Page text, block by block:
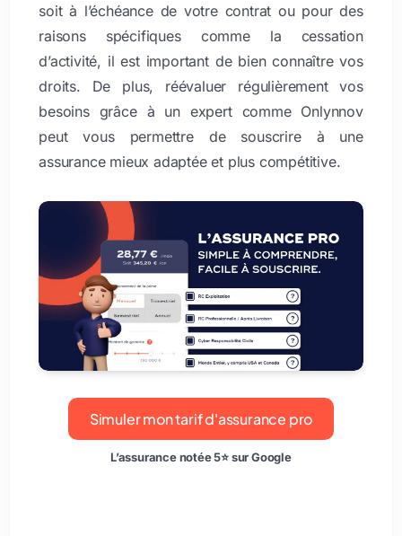
soit à l’échéance de votre contrat ou pour des
raisons spécifiques comme la cessation
d’activité, il est important de bien connaître vos
droits. De plus, réévaluer régulièrement vos
besoins grâce à un expert comme Onlynnov
peut vous permettre de souscrire à une
assurance mieux adaptée et plus compétitive.
Simuler mon tarif d'assurance pro
L’assurance notée 5⭐ sur Google